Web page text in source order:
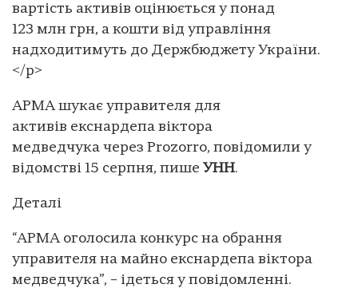
вартість активів оцінюється у понад
123 млн грн, а кошти від управління
надходитимуть до Держбюджету України.
</p>
АРМА шукає управителя для
активів екснардепа віктора
медведчука через Prozorro, повідомили у
відомстві 15 серпня, пише УНН.
Деталі
“АРМА оголосила конкурс на обрання
управителя на майно екснардепа віктора
медведчука”, – ідеться у повідомленні.